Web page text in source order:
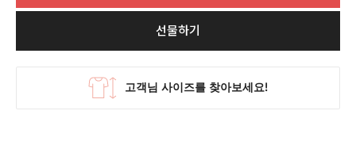
선물하기